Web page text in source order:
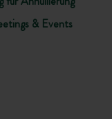
& Events